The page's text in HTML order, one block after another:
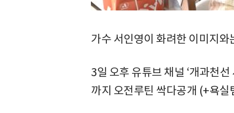
가수 서인영이 화려한 이미지
3일 오후 유튜브 채널 ‘개과천
까지 오전루틴 싹다공개 (+욕